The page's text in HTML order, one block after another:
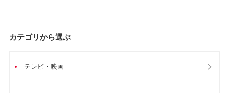
カテゴリから選ぶ
テレビ・映画